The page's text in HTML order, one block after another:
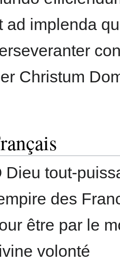
ad implenda
Christum
Dieu tout-
des
être par le
volonté